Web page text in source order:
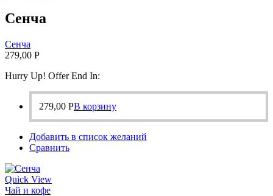
Сенча
Сенча
279,00 Р
Hurry Up! Offer End In:
279,00 РВ корзину
Добавить в список желаний
Сравнить
Quick View
Чай и кофе